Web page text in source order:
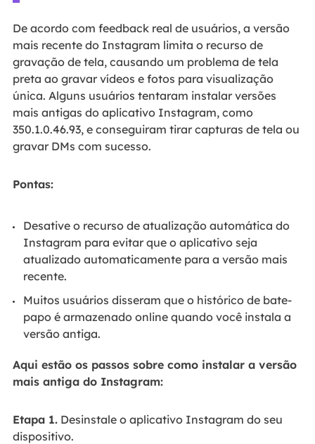
De acordo com feedback real de usuários, a versão
mais recente do Instagram limita o recurso de
gravação de tela, causando um problema de tela
preta ao gravar vídeos e fotos para visualização
única. Alguns usuários tentaram instalar versões
mais antigas do aplicativo Instagram, como
350.1.0.46.93, e conseguiram tirar capturas de tela ou
gravar DMs com sucesso.
Pontas:
Desative o recurso de atualização automática do
Instagram para evitar que o aplicativo seja
atualizado automaticamente para a versão mais
recente.
Muitos usuários disseram que o histórico de bate-
papo é armazenado online quando você instala a
versão antiga.
Aqui estão os passos sobre como instalar a versão
mais antiga do Instagram:
Etapa 1.Desinstale o aplicativo Instagram do seu
dispositivo.